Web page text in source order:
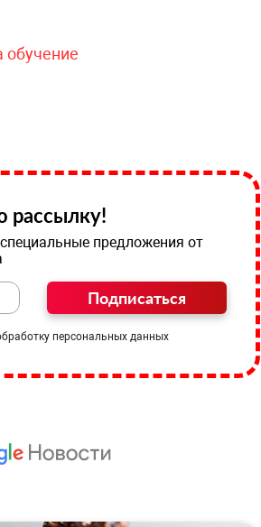
обучение
рассылку!
предложения от
Подписаться
персональных данных